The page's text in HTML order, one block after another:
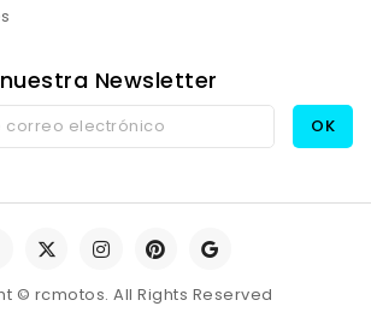
Newsletter
© rcmotos. All Rights Reserved